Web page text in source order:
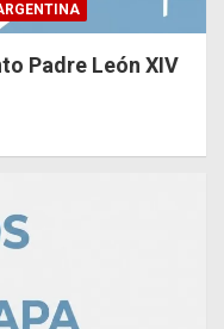
Padre León XIV